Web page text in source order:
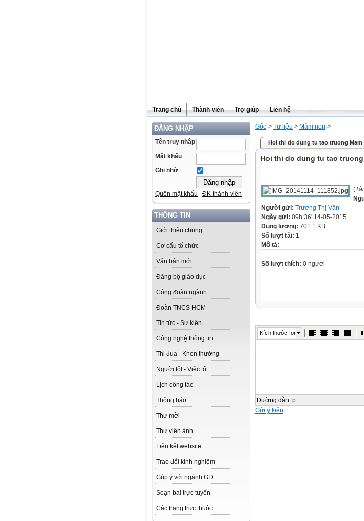
Trang chủ Thành viên Trợ giúp Liên hệ
ĐĂNG NHẬP
Tên truy nhập
Mật khẩu
Ghi nhớ
Quên mật khẩu ĐK thành viên
THÔNG TIN
Giới thiệu chung
Cơ cấu tổ chức
Văn bản mới
Đảng bộ giáo dục
Công đoàn ngành
Đoàn TNCS HCM
Tin tức - Sự kiện
Công nghệ thông tin
Thi đua - Khen thưởng
Người tốt - Việc tốt
Lịch công tác
Thông báo
Thư mời
Thư viện ảnh
Liên kết website
Trao đổi kinh nghiệm
Góp ý với ngành GD
Soạn bài trực tuyến
Các trang trực thuộc
Gốc > Tư liệu > Mầm non >
Hoi thi do dung tu tao truong Mam
Hoi thi do dung tu tao truong
(
Người gửi: Trương Thị Vân
Ngày gửi: 09h:36' 14-05-2015
Dung lượng: 701.1 KB
Số lượt tải: 1
Mô tả:
Số lượt thích: 0 người
Kích thước font
Đường dẫn: p
Gửi ý kiến